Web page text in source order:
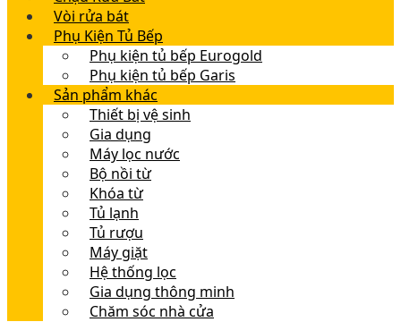
Vòi rửa bát
Phụ Kiện Tủ Bếp
Phụ kiện tủ bếp Eurogold
Phụ kiện tủ bếp Garis
Sản phẩm khác
Thiết bị vệ sinh
Gia dụng
Máy lọc nước
Bộ nồi từ
Khóa từ
Tủ lạnh
Tủ rượu
Máy giặt
Hệ thống lọc
Gia dụng thông minh
Chăm sóc nhà cửa